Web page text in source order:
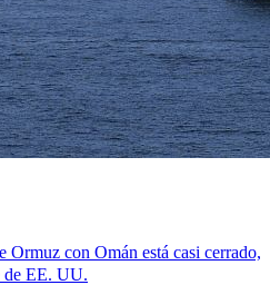
Ormuz con Omán está casi cerrado,
de EE. UU.